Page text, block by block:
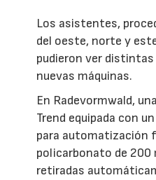
Los asistentes,
del oeste, norte y
pudieron ver
nuevas máquinas.
En Radevormwald,
Trend equipada con
para automatización
policarbonato de 200
retiradas